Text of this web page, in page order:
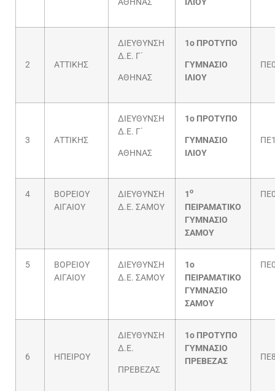
ΑΘΗΝΑΣ ΙΛΙΟΥ
2 ΑΤΤΙΚΗΣ
ΔΙΕΥΘΥΝΣΗ
Δ.Ε. Γ΄
ΑΘΗΝΑΣ
1ο ΠΡΟΤΥΠΟ
ΓΥΜΝΑΣΙΟ
ΙΛΙΟΥ
3 ΑΤΤΙΚΗΣ
ΔΙΕΥΘΥΝΣΗ
Δ.Ε. Γ΄
ΑΘΗΝΑΣ
1ο ΠΡΟΤΥΠΟ
ΓΥΜΝΑΣΙΟ
ΙΛΙΟΥ
4
ΒΟΡΕΙΟΥ
ΑΙΓΑΙΟΥ
ΔΙΕΥΘΥΝΣΗ
Δ.Ε. ΣΑΜΟΥ
1ο
ΠΕΙΡΑΜΑΤΙΚΟ
ΓΥΜΝΑΣΙΟ
ΣΑΜΟΥ
5
ΒΟΡΕΙΟΥ
ΑΙΓΑΙΟΥ
ΔΙΕΥΘΥΝΣΗ
Δ.Ε. ΣΑΜΟΥ
1ο
ΠΕΙΡΑΜΑΤΙΚΟ
ΓΥΜΝΑΣΙΟ
ΣΑΜΟΥ
6 ΗΠΕΙΡΟΥ
ΔΙΕΥΘΥΝΣΗ
Δ.Ε.
ΠΡΕΒΕΖΑΣ
1ο ΠΡΟΤΥΠΟ
ΓΥΜΝΑΣΙΟ
ΠΡΕΒΕΖΑΣ